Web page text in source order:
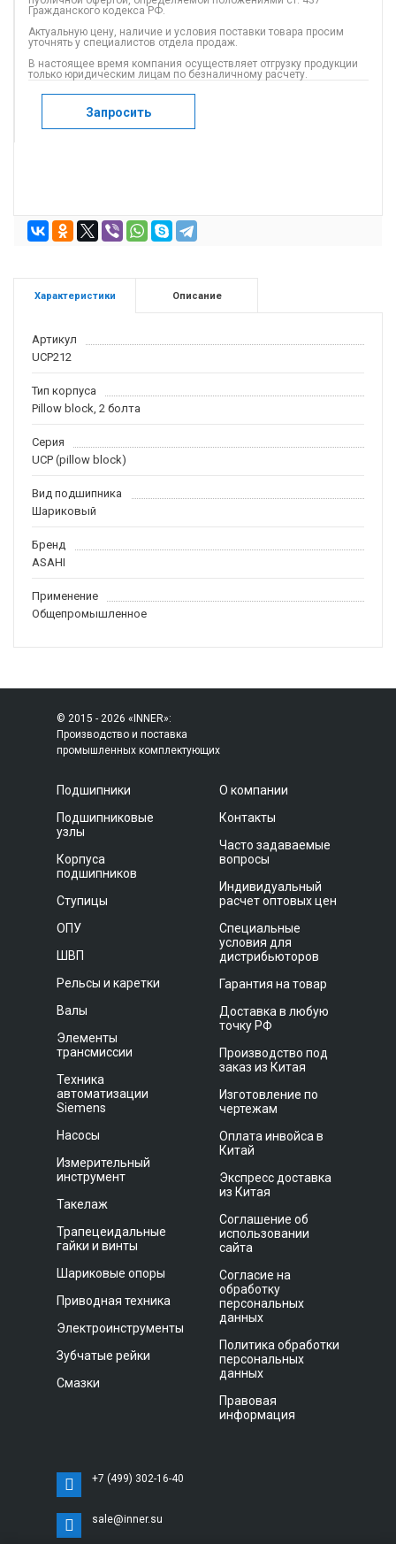
Гражданского кодекса РФ.
Актуальную цену, наличие и условия поставки товара просим
уточнять у специалистов отдела продаж.
В настоящее время компания осуществляет отгрузку продукции
только юридическим лицам по безналичному расчету.
Запросить
Характеристики Описание
Артикул
UCP212
Тип корпуса
Pillow block, 2 болта
Серия
UCP (pillow block)
Вид подшипника
Шариковый
Бренд
ASAHI
Применение
Общепромышленное
© 2015 - 2026 «INNER»:
Производство и поставка
промышленных комплектующих
Подшипники
Подшипниковые
узлы
Корпуса
подшипников
Ступицы
ОПУ
ШВП
Рельсы и каретки
Валы
Элементы
трансмиссии
Техника
автоматизации
Siemens
Насосы
Измерительный
инструмент
Такелаж
Трапецеидальные
гайки и винты
Шариковые опоры
Приводная техника
Электроинструменты
Зубчатые рейки
Смазки
О компании
Контакты
Часто задаваемые
вопросы
Индивидуальный
расчет оптовых цен
Специальные
условия для
дистрибьюторов
Гарантия на товар
Доставка в любую
точку РФ
Производство под
заказ из Китая
Изготовление по
чертежам
Оплата инвойса в
Китай
Экспресс доставка
из Китая
Соглашение об
использовании
сайта
Согласие на
обработку
персональных
данных
Политика обработки
персональных
данных
Правовая
информация
+7 (499) 302-16-40
sale@inner.su